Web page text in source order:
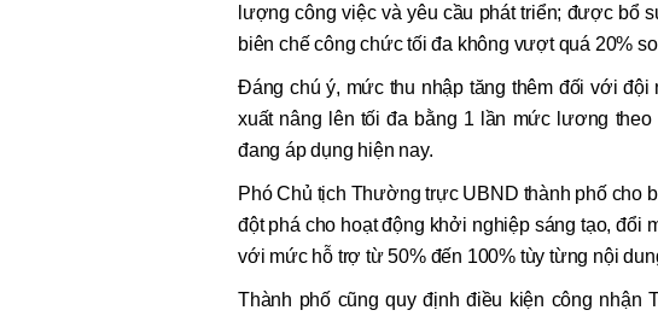
lượng công việc và yêu cầu phát triển; được bổ
biên chế công chức tối đa không vượt quá 20%
Đáng chú ý, mức thu nhập tăng thêm đối với
xuất nâng lên tối đa bằng 1 lần mức lương
đang áp dụng hiện nay.
Phó Chủ tịch Thường trực UBND thành phố cho
đột phá cho hoạt động khởi nghiệp sáng tạo, đổi
với mức hỗ trợ từ 50% đến 100% tùy từng nội
Thành phố cũng quy định điều kiện công nhận